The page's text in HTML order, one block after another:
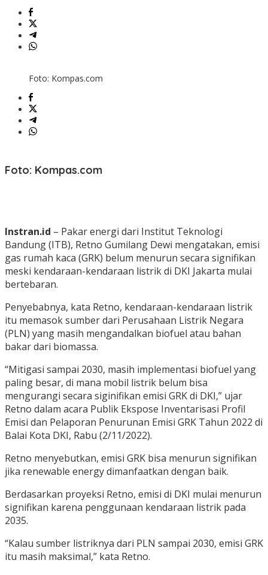
Foto: Kompas.com
Foto: Kompas.com
Instran.id – Pakar energi dari Institut Teknologi
Bandung (ITB), Retno Gumilang Dewi mengatakan, emisi
gas rumah kaca (GRK) belum menurun secara signifikan
meski kendaraan-kendaraan listrik di DKI Jakarta mulai
bertebaran.
Penyebabnya, kata Retno, kendaraan-kendaraan listrik
itu memasok sumber dari Perusahaan Listrik Negara
(PLN) yang masih mengandalkan biofuel atau bahan
bakar dari biomassa.
“Mitigasi sampai 2030, masih implementasi biofuel yang
paling besar, di mana mobil listrik belum bisa
mengurangi secara siginifikan emisi GRK di DKI,” ujar
Retno dalam acara Publik Ekspose Inventarisasi Profil
Emisi dan Pelaporan Penurunan Emisi GRK Tahun 2022 di
Balai Kota DKI, Rabu (2/11/2022).
Retno menyebutkan, emisi GRK bisa menurun signifikan
jika renewable energy dimanfaatkan dengan baik.
Berdasarkan proyeksi Retno, emisi di DKI mulai menurun
signifikan karena penggunaan kendaraan listrik pada
2035.
“Kalau sumber listriknya dari PLN sampai 2030, emisi GRK
itu masih maksimal,” kata Retno.